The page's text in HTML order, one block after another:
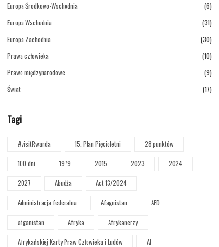
Europa Środkowo-Wschodnia
(6)
Europa Wschodnia
(31)
Europa Zachodnia
(30)
Prawa człowieka
(10)
Prawo międzynarodowe
(9)
Świat
(17)
Tagi
#visitRwanda 15. Plan Pięcioletni
28 punktów
100 dni
1979 2015 2023
2024
2027
Abudża
Act 13/2024
Administracja federalna
Afagnistan
AFD
afganistan
Afryka
Afrykanerzy
Afrykańskiej Karty Praw Człowieka i Ludów
AI